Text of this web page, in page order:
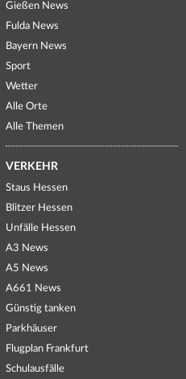
Gießen News
Fulda News
Bayern News
Sport
Wetter
Alle Orte
Alle Themen
VERKEHR
Staus Hessen
Blitzer Hessen
Unfälle Hessen
A3 News
A5 News
A661 News
Günstig tanken
Parkhäuser
Flugplan Frankfurt
Schulausfälle